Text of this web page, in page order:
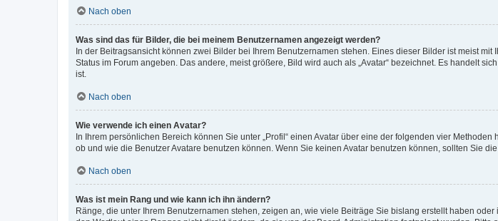
Nach oben
Was sind das für Bilder, die bei meinem Benutzernamen angezeigt werden?
In der Beitragsansicht können zwei Bilder bei Ihrem Benutzernamen stehen. Eines dieser Bilder ist meist
Status im Forum angeben. Das andere, meist größere, Bild wird auch als „Avatar“ bezeichnet. Es handelt
ist.
Nach oben
Wie verwende ich einen Avatar?
In Ihrem persönlichen Bereich können Sie unter „Profil“ einen Avatar über eine der folgenden vier
ob und wie die Benutzer Avatare benutzen können. Wenn Sie keinen Avatar benutzen können, sollten Sie
Nach oben
Was ist mein Rang und wie kann ich ihn ändern?
Ränge, die unter Ihrem Benutzernamen stehen, zeigen an, wie viele Beiträge Sie bislang erstellt haben